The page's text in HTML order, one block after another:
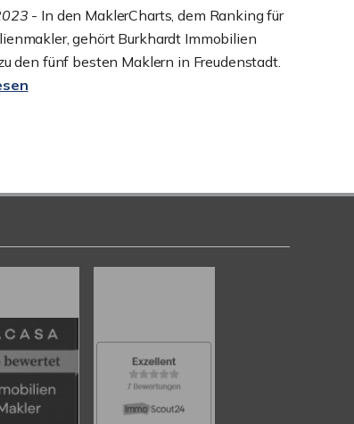
- In den MaklerCharts, dem Ranking für
gehört Burkhardt Immobilien
den fünf besten Maklern in Freudenstadt.